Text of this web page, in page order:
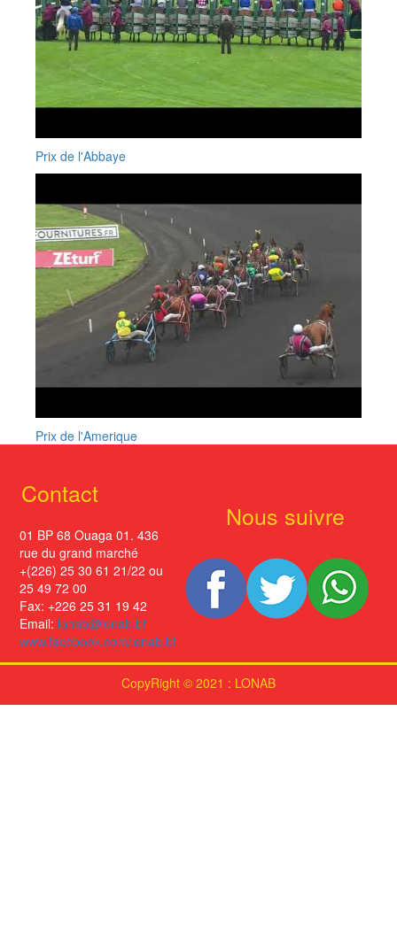
Prix de l'Abbaye
Prix de l'Amerique
Contact
01 BP 68 Ouaga 01. 436
rue du grand marché
+(226) 25 30 61 21/22 ou
25 49 72 00
Fax: +226 25 31 19 42
Email: lonab@lonab.bf
www.facebook.com/lonab.bf
Nous suivre
CopyRight © 2021 : LONAB